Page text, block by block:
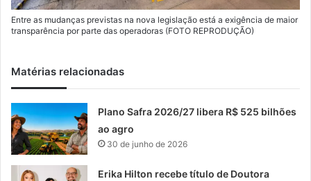
Entre as mudanças previstas na nova legislação está a exigência de maior
transparência por parte das operadoras (FOTO REPRODUÇÃO)
Matérias relacionadas
Plano Safra 2026/27 libera R$ 525 bilhões
ao agro
30 de junho de 2026
Erika Hilton recebe título de Doutora